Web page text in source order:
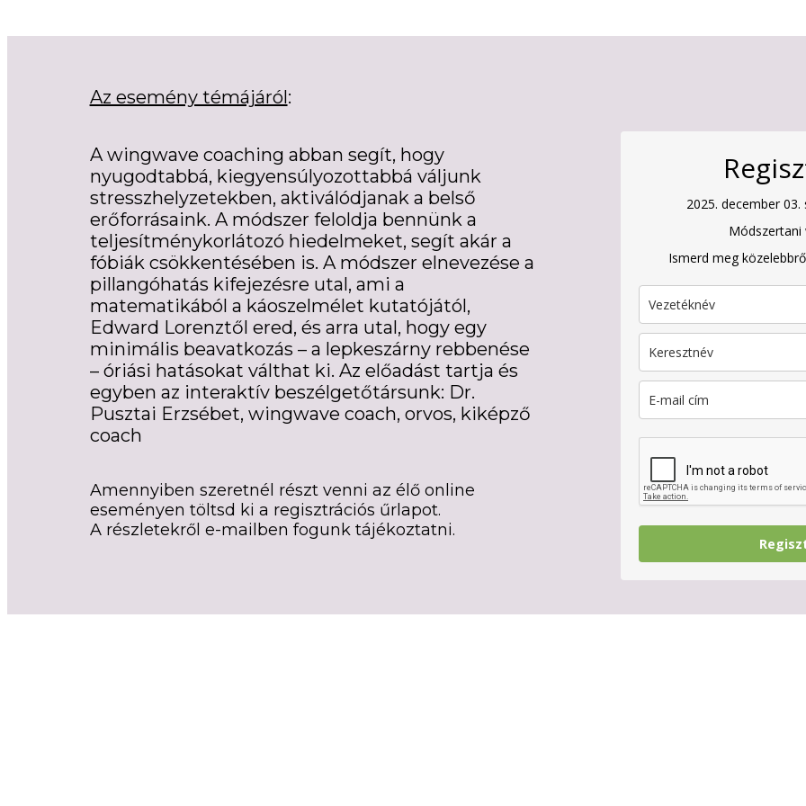
Az esemény témájáról:
A wingwave coaching abban segít, hogy
nyugodtabbá, kiegyensúlyozottabbá váljunk
stresszhelyzetekben, aktiválódjanak a belső
erőforrásaink. A módszer feloldja bennünk a
teljesítménykorlátozó hiedelmeket, segít akár a
fóbiák csökkentésében is. A módszer elnevezése a
pillangóhatás kifejezésre utal, ami a
matematikából a káoszelmélet kutatójától,
Edward Lorenztől ered, és arra utal, hogy egy
minimális beavatkozás – a lepkeszárny rebbenése
– óriási hatásokat válthat ki. Az előadást tartja és
egyben az interaktív beszélgetőtársunk: Dr.
Pusztai Erzsébet, wingwave coach, orvos, kiképző
coach
Amennyiben szeretnél részt venni az élő online
eseményen töltsd ki a regisztrációs űrlapot.
A részletekről e-mailben fogunk tájékoztatni.
2025. december 03.
Módszertani
Ismerd meg